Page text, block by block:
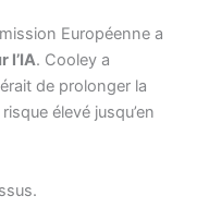
Européenne a
l’IA. Cooley a
de prolonger la
élevé jusqu’en